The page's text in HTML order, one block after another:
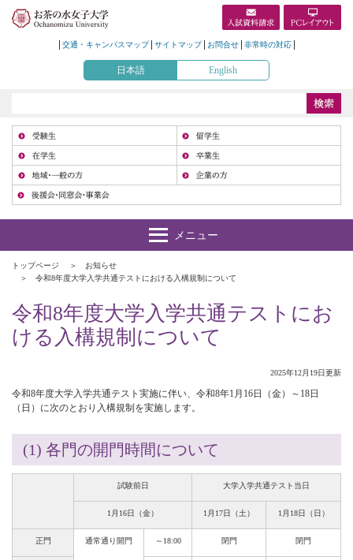
交通・キャンパスマップ サイトマップ お問合せ 非常時の対応
日本語 English
トップページ
お知らせ
令和8年度大学入学共通テストにおける入構規制について
令和8年度大学入学共通テストにお
ける入構規制について
2025年12月19日更新
令和8年度大学入学共通テスト実施に伴い、令和8年1月16日（金）～18日
（日）に次のとおり入構規制を実施します。
(1) 各門の開門時間について
試験前日 大学入学共通テスト当日
1月16日（金） 1月17日（土） 1月18日（日）
正門 通常通り開門 ～18:00 閉門 閉門